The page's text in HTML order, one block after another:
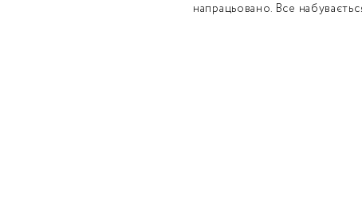
напрацьовано. Все